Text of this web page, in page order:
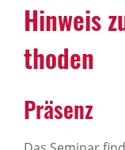
Hinweis
thoden
Präsenz